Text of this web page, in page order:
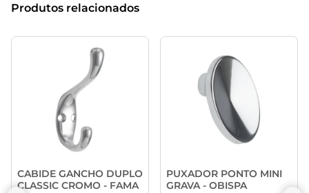
Produtos relacionados
CABIDE GANCHO DUPLO
CLASSIC CROMO - FAMA
PUXADOR PONTO MINI
GRAVA - OBISPA